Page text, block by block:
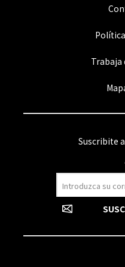
Trabaja
Suscribite